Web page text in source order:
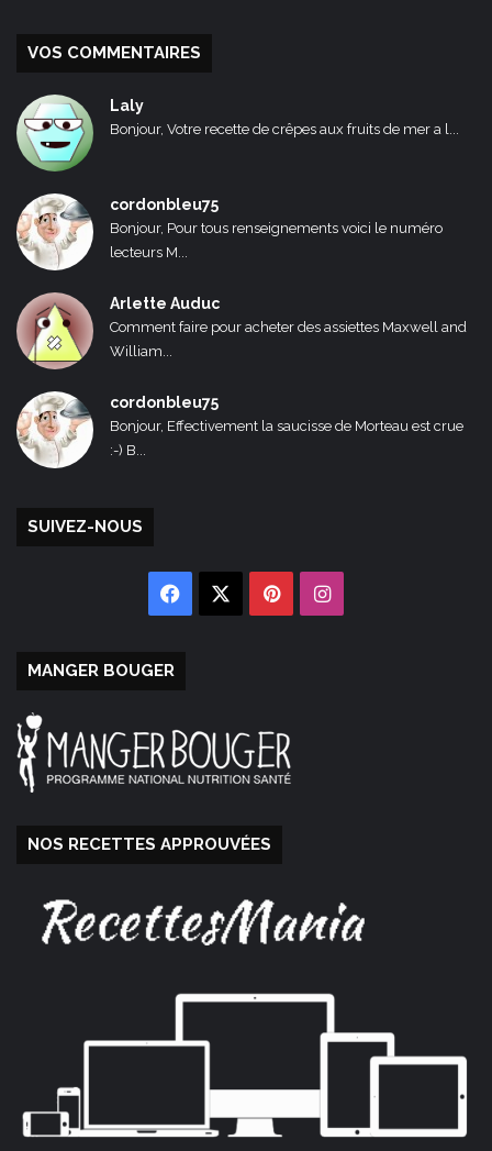
VOS COMMENTAIRES
Laly
Bonjour, Votre recette de crêpes aux fruits de mer a l...
cordonbleu75
Bonjour, Pour tous renseignements voici le numéro
lecteurs M...
Arlette Auduc
Comment faire pour acheter des assiettes Maxwell and
William...
cordonbleu75
Bonjour, Effectivement la saucisse de Morteau est crue
:-) B...
SUIVEZ-NOUS
Facebook PinterestInstagram
MANGER BOUGER
NOS RECETTES APPROUVÉES